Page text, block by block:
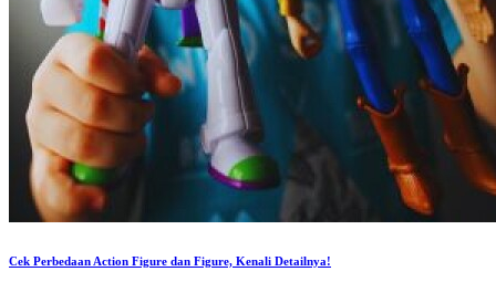
Cek Perbedaan Action Figure dan Figure, Kenali Detailnya!